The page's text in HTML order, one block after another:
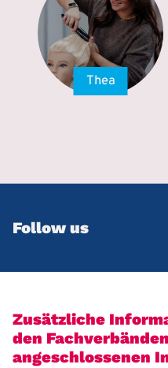
Thea
Follow us
Zusätzliche
den
angeschlossenen